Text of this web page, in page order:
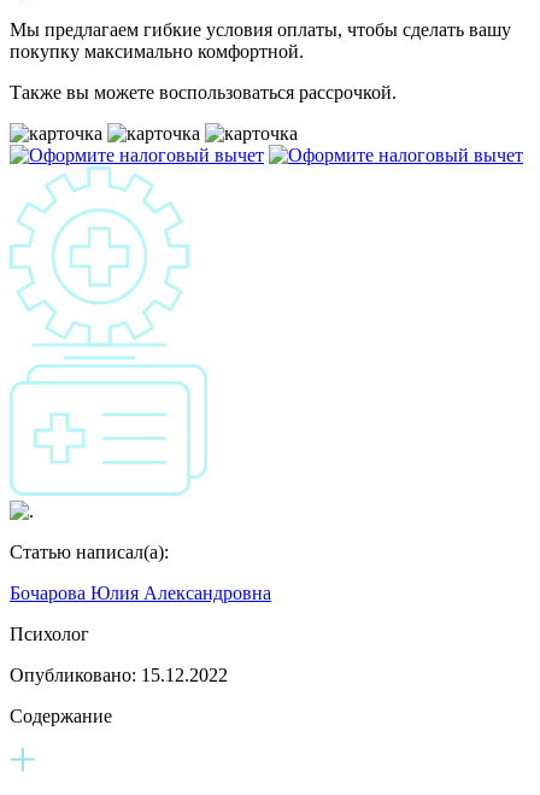
Мы предлагаем гибкие условия оплаты, чтобы сделать вашу
покупку максимально комфортной.
Также вы можете воспользоваться рассрочкой.
Статью написал(а):
Бочарова Юлия Александровна
Психолог
Опубликовано: 15.12.2022
Содержание